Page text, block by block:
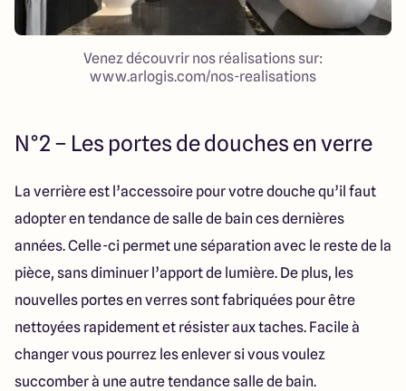
Venez découvrir nos réalisations sur:
www.arlogis.com/nos-realisations
N°2 – Les portes de douches en verre
La verrière est l’accessoire pour votre douche qu’il faut
adopter en tendance de salle de bain ces dernières
années. Celle-ci permet une séparation avec le reste de la
pièce, sans diminuer l’apport de lumière. De plus, les
nouvelles portes en verres sont fabriquées pour être
nettoyées rapidement et résister aux taches. Facile à
changer vous pourrez les enlever si vous voulez
succomber à une autre tendance salle de bain.